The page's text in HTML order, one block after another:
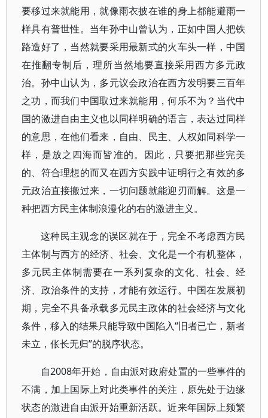
要移过来就能用，就像雨衣披在谁的身上都能避雨一
样具有普世性。当年孙中山曾认为，正如中国人把铁
路造好了，当然就要采用最新式的火车头一样，中国
在推翻专制后，理所当然地要直接采用西方多元政
治。孙中山认为，多元议会政治在西方发明要三百年
之功，而我们中国取过来就能用，何乐不为？当代中
国的激进自由主义也以同样明确的语言，表达过同样
的意思，在他们看来，自由、民主、人权如同科学一
样，是放之四海而皆准的。因此，只要把那些完美
的、符合理想的而又在西方实践中证明行之有效的多
元政治直接搬过来，一切问题就能迎刃而解。这是一
种把西方民主体制浪漫化的右的激进主义。
这种民主观念的误区就在于，完全不考虑西方民
主体制与西方的经济、社会、文化是一个有机整体，
多元民主体制需要在一系列复杂的文化、社会、经
济、政治条件的支持，才能有效运行。中国在发展初
期，完全不具备承载多元民主政体的社会经济与文化
条件，移入的结果只能导致中国陷入“旧者已亡，新者
未立，伥长无归”的脱序状态。
自2008年开始，自由派对政府处置的一些事件的
不满，加上国际上对此类事件的关注，原先处于边缘
状态的激进自由派开始重新活跃。近来年国际上频繁